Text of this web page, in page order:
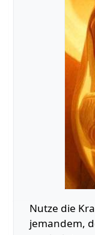
Nutze die
jemandem,